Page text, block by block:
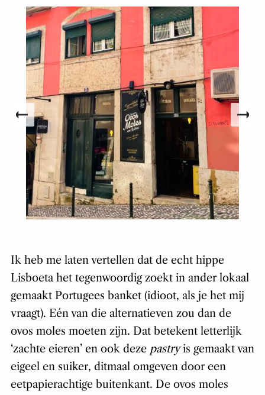
Ik heb me laten vertellen dat de echt hippe
Lisboeta het tegenwoordig zoekt in ander lokaal
gemaakt Portugees banket (idioot, als je het mij
vraagt). Eén van die alternatieven zou dan de
ovos moles moeten zijn. Dat betekent letterlijk
‘zachte eieren’ en ook deze pastryis gemaakt van
eigeel en suiker, ditmaal omgeven door een
eetpapierachtige buitenkant. De ovos moles